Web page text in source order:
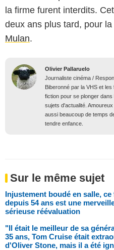
la firme furent interdits.
deux ans plus tard, pour
Mulan.
Olivier Pallaruelo
Journaliste cinéma /
Biberonné par la VHS et
fiction pour se plonger
sujets d'actualité.
aussi beaucoup de temps
tendre enfance.
Sur le même sujet
Injustement boudé en salle,
depuis 54 ans est une
sérieuse réévaluation
"Il était le meilleur de sa
35 ans, Tom Cruise était
d'Oliver Stone, mais il a été